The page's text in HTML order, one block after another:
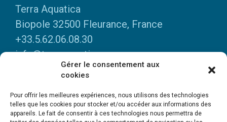
Gérer le consentement aux
cookies
Pour offrir les meilleures expériences, nous utilisons des technologies
telles que les cookies pour stocker et/ou accéder aux informations des
appareils. Le fait de consentir à ces technologies nous permettra de
Terra Aquatica
Biopole 32500 Fleurance, France
+33.5.62.06.08.30
info@terraaquatica.com
Mentions légales
Données personnelles